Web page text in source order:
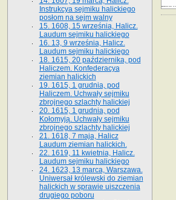
Instrukcya sejmiku halickiego
posłom na sejm walny
15. 1608, 15 września, Halicz.
Laudum sejmiku halickiego
16. 13, 9 września, Halicz.
Laudum sejmiku halickiego
18. 1615, 20 października, pod
Haliczem. Konfederacya
ziemian halickich
19. 1615, 1 grudnia, pod
Haliczem. Uchwały sejmiku
zbrojnego szlachty halickiej
20. 1615, 1 grudnia, pod
Kołomyją. Uchwały sejmiku
zbrojnego szlachty halickiej
21. 1618, 7 maja, Halicz
Laudum ziemian halickich.
22. 1619, 11 kwietnia, Halicz.
Laudum sejmiku halickiego
24. 1623, 13 marca, Warszawa.
Uniwersał królewski do ziemian
halickich w sprawie uiszczenia
drugiego poboru